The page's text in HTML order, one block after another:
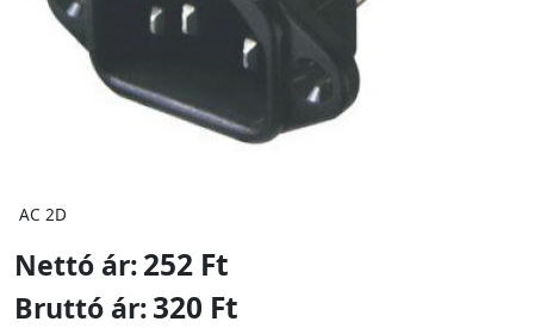
AC 2D
Nettó ár:252 Ft
Bruttó ár:320 Ft